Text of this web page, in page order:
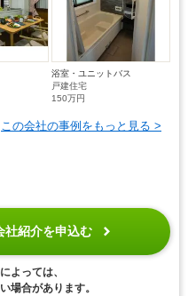
浴室・ユニットバス
戸建住宅
150万円
この会社の事例をもっと見る >
社紹介を申込む
よっては、
場合があります。